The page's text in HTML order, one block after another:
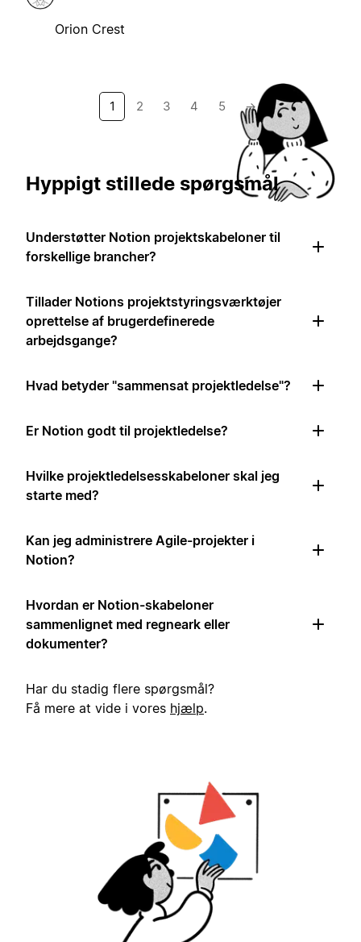
Orion Crest
1 2 3 4 5 →
Hyppigt stillede spørgsmål
Understøtter Notion projektskabeloner til
forskellige brancher?
Tillader Notions projektstyringsværktøjer
oprettelse af brugerdefinerede
arbejdsgange?
Hvad betyder "sammensat projektledelse"?
Er Notion godt til projektledelse?
Hvilke projektledelsesskabeloner skal jeg
starte med?
Kan jeg administrere Agile-projekter i
Notion?
Hvordan er Notion-skabeloner
sammenlignet med regneark eller
dokumenter?
Har du stadig flere spørgsmål?
Få mere at vide i vores hjælp.